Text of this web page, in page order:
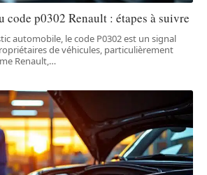
code p0302 Renault : étapes à suivre
automobile, le code P0302 est un signal
de véhicules, particulièrement
Renault,…